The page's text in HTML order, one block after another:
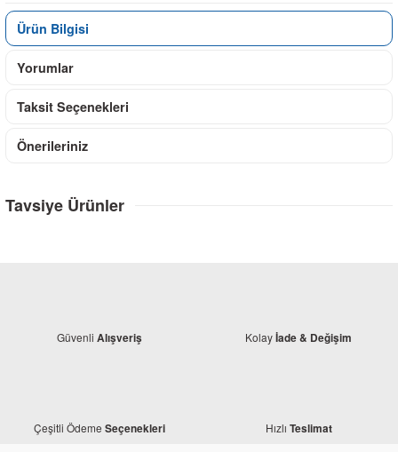
Ürün Bilgisi
Yorumlar
Taksit Seçenekleri
Önerileriniz
Tavsiye Ürünler
Güvenli Alışveriş Kolayİade & Değişim
Çeşitli Ödeme Seçenekleri Hızlı Teslimat